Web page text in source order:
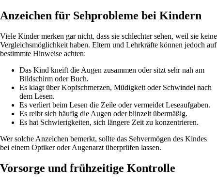
Anzeichen für Sehprobleme bei Kindern
Viele Kinder merken gar nicht, dass sie schlechter sehen, weil sie keine
Vergleichsmöglichkeit haben. Eltern und Lehrkräfte können jedoch auf
bestimmte Hinweise achten:
Das Kind kneift die Augen zusammen oder sitzt sehr nah am
Bildschirm oder Buch.
Es klagt über Kopfschmerzen, Müdigkeit oder Schwindel nach
dem Lesen.
Es verliert beim Lesen die Zeile oder vermeidet Leseaufgaben.
Es reibt sich häufig die Augen oder blinzelt übermäßig.
Es hat Schwierigkeiten, sich längere Zeit zu konzentrieren.
Wer solche Anzeichen bemerkt, sollte das Sehvermögen des Kindes
bei einem Optiker oder Augenarzt überprüfen lassen.
Vorsorge und frühzeitige Kontrolle